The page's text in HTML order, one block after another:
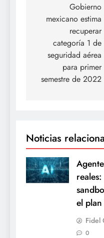
entradas
Gobierno
mexicano estima
recuperar
categoría 1 de
seguridad aérea
para primer
semestre de 2022
Noticias
el plan
Fidel
0